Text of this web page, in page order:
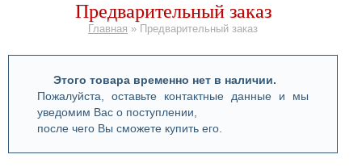
Предварительный заказ
Главная » Предварительный заказ
Этого товара временно нет в наличии.
Пожалуйста, оставьте контактные данные и мы
уведомим Вас о поступлении,
после чего Вы сможете купить его.